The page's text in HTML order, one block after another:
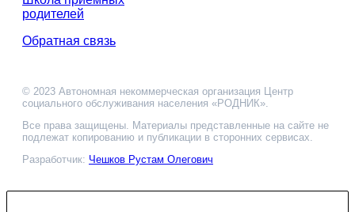
родителей
Обратная связь
© 2023 Автономная некоммерческая организация Центр
социального обслуживания населения «РОДНИК».
Все права защищены. Материалы представленные на сайте не
подлежат копированию и публикации в сторонних сервисах.
Разработчик: Чешков Рустам Олегович